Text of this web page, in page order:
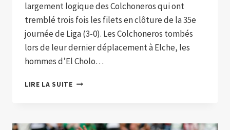
largement logique des Colchoneros qui ont
tremblé trois fois les filets en clôture de la 35e
journée de Liga (3-0). Les Colchoneros tombés
lors de leur dernier déplacement à Elche, les
hommes d’El Cholo…
LIRE LA SUITEL’ATLÉTICO
CONTRE